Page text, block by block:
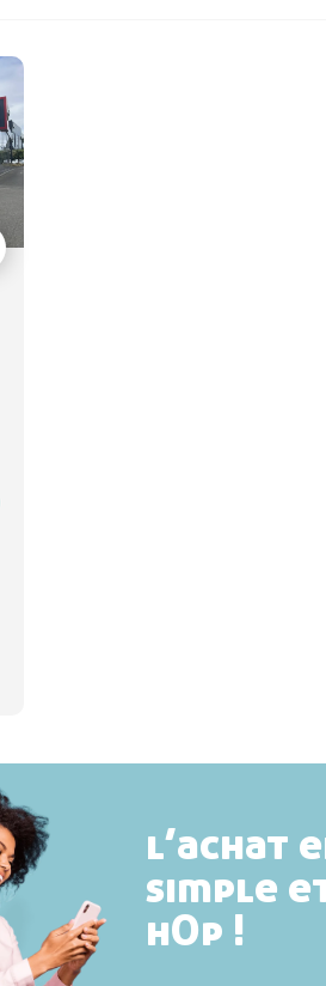
l’achat
simple
hOp !